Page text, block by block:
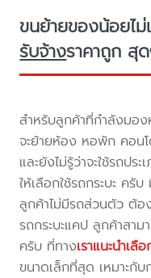
ขนย้ายของน้อยไม่
รับจ้างราคาถูก สุ
สำหรับลูกค้าที่กำลังมอง
จะย้ายห้อง หอพัก คอน
และยังไม่รู้ว่าจะใช้รถปร
ให้เลือกใช้รถกระบะ ครั
ลูกค้าไม่มีรถส่วนตัว ต้อ
รถกระบะแคป ลูกค้าสา
ครับ ที่ทางเราแนะนำเลื
ขนาดเล็กที่สุด เหมาะ